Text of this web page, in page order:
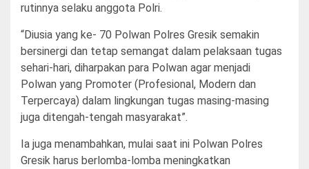
rutinnya selaku anggota Polri.
“Diusia yang ke- 70 Polwan Polres Gresik semakin
bersinergi dan tetap semangat dalam pelaksaan tugas
sehari-hari, diharpakan para Polwan agar menjadi
Polwan yang Promoter (Profesional, Modern dan
Terpercaya) dalam lingkungan tugas masing-masing
juga ditengah-tengah masyarakat”.
Ia juga menambahkan, mulai saat ini Polwan Polres
Gresik harus berlomba-lomba meningkatkan